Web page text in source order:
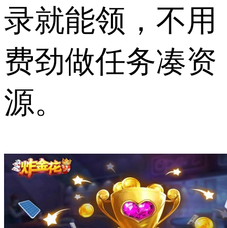
录就能领，不用
费劲做任务凑资
源。​